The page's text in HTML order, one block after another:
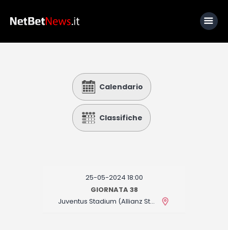
Calcio
Basket
Fantacalcio
I consigli di Giulia
Calendario
Classifiche
25-05-2024 18:00
GIORNATA 38
Juventus Stadium (Allianz Stadium)